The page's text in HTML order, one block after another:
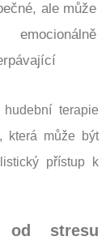
ale může
terapie
která může být
přístup k
od stresu